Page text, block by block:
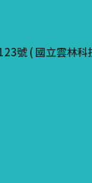
號 ( 國立雲林